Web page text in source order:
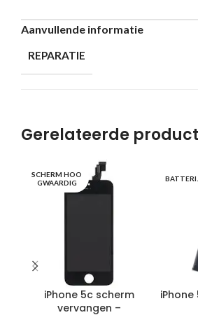
Aanvullende informatie
REPARATIE
Gerelateerde
SCHERM HOO
GWAARDIG
iPhone 5c scherm
vervangen –